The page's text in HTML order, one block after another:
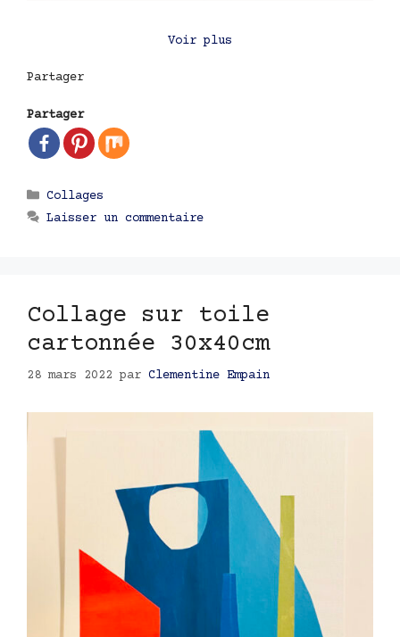
Voir plus
Partager
Partager
Catégories
Collages
Laisser un commentaire
Collage sur toile
cartonnée 30x40cm
28 mars 2022 par Clementine Empain